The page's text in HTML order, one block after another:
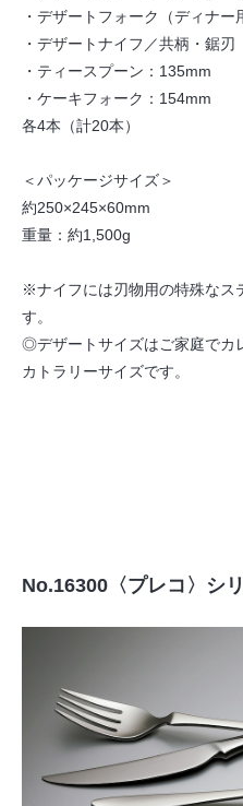
・デザートフォーク（ディナー
・デザートナイフ／共柄・鋸
・ティースプーン：135mm
・ケーキフォーク：154mm
各4本（計20本）
＜パッケージサイズ＞
約250×245×60mm
重量：約1,500g
※ナイフには刃物用の特殊なス
す。
◎デザートサイズはご家庭でカ
カトラリーサイズです。
No.16300〈プレコ〉シ